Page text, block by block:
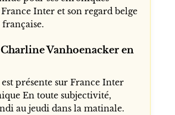
Inter et son regard belge
française.
Vanhoenacker en
présente sur France Inter
En toute subjectivité,
au jeudi dans la matinale.